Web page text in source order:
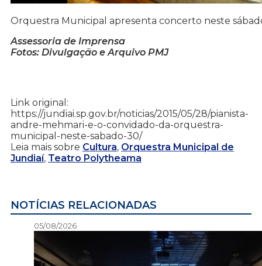
Orquestra Municipal apresenta concerto neste
Assessoria de Imprensa
Fotos: Divulgação e Arquivo PMJ
Link original:
https://jundiai.sp.gov.br/noticias/2015/05/28/pianista-
andre-mehmari-e-o-convidado-da-orquestra-
municipal-neste-sabado-30/
Leia mais sobre Cultura, Orquestra Municipal de
Jundiaí, Teatro Polytheama
NOTÍCIAS RELACIONADAS
05/08/2026